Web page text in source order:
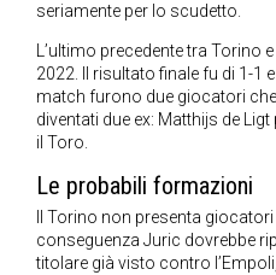
seriamente per lo scudetto.
L’ultimo precedente tra Torino
2022. Il risultato finale fu di 1-1
match furono due giocatori
diventati due ex: Matthijs de
il Toro.
Le probabili formazioni
Il Torino non presenta
conseguenza Juric dovrebbe
titolare già visto contro